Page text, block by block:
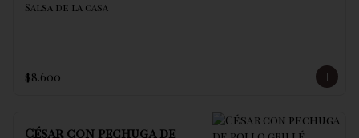
Salsa de la casa
$8.600
César con pechuga de